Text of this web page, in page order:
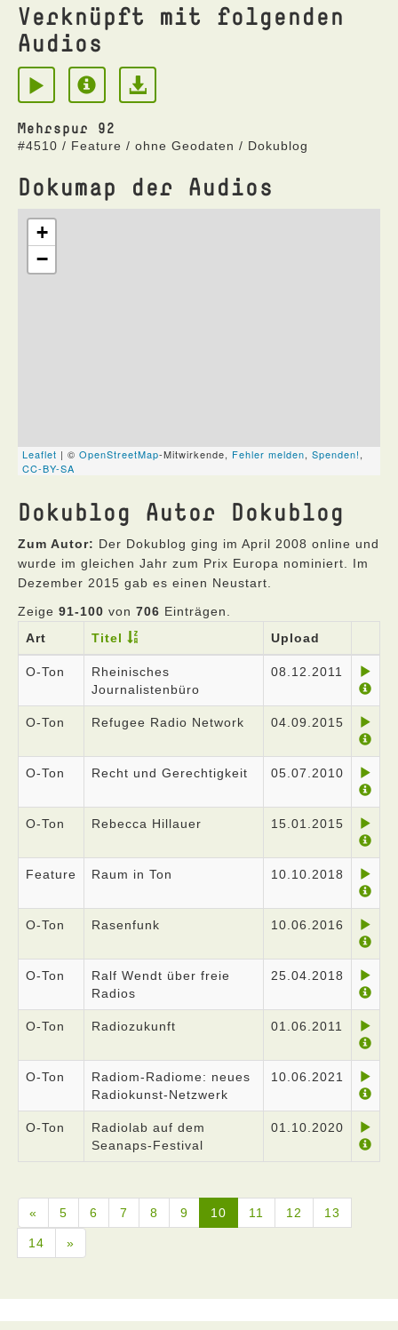
Verknüpft mit folgenden
Audios
Mehrspur 92
#4510 / Feature / ohne Geodaten / Dokublog
Dokumap der Audios
Dokublog Autor Dokublog
Zum Autor: Der Dokublog ging im April 2008 online und
wurde im gleichen Jahr zum Prix Europa nominiert. Im
Dezember 2015 gab es einen Neustart.
Zeige 91-100 von 706 Einträgen.
Art
Titel Upload
O-Ton
Rheinisches
Journalistenbüro
08.12.2011
O-Ton Refugee Radio Network 04.09.2015
O-Ton Recht und Gerechtigkeit 05.07.2010
O-Ton Rebecca Hillauer 15.01.2015
Feature Raum in Ton 10.10.2018
O-Ton Rasenfunk 10.06.2016
O-Ton
Ralf Wendt über freie
Radios
25.04.2018
O-Ton Radiozukunft 01.06.2011
O-Ton
Radiom-Radiome: neues
Radiokunst-Netzwerk
10.06.2021
O-Ton
Radiolab auf dem
Seanaps-Festival
01.10.2020
« 5 6 7 8 9 10 11 12 13
14 »